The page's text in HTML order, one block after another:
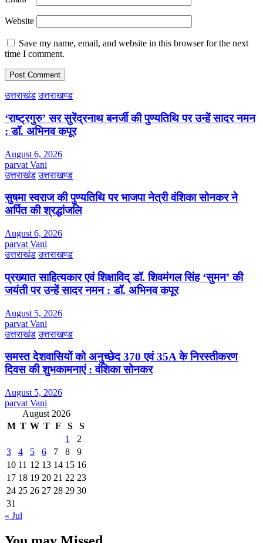
Website
Save my name, email, and website in this browser for the next
time I comment.
उत्तराखंड उत्तराखण्ड
‘राष्ट्रगुरु’ सर सुरेंद्रनाथ बनर्जी की पुण्यतिथि पर उन्हें सादर नमन
: डॉ. अभिनव कपूर
August 6, 2026
parvat Vani
उत्तराखंड उत्तराखण्ड
सुषमा स्वराज की पुण्यतिथि पर भाजपा नेत्री वंशिका सोनकर ने
अर्पित की श्रद्धांजलि
August 6, 2026
parvat Vani
उत्तराखंड उत्तराखण्ड
प्रख्यात साहित्यकार एवं शिक्षाविद् डॉ. शिवमंगल सिंह ‘सुमन’ की
जयंती पर उन्हें सादर नमन : डॉ. अभिनव कपूर
August 5, 2026
parvat Vani
उत्तराखंड उत्तराखण्ड
समस्त देशवासियों को अनुच्छेद 370 एवं 35A के निरस्तीकरण
दिवस की शुभकामनाएं : वंशिका सोनकर
August 5, 2026
parvat Vani
August 2026
M T W T F S
S
1
2
3
4 5 6 7 8
9
10 11 12 13 14 15 16
17 18 19 20 21 22 23
24 25 26 27 28 29 30
31
« Jul